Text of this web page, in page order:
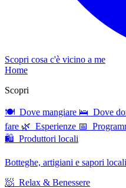
Scopri cosa c'è vicino a me
Home
Scopri
🍽 Dove mangiare 🛌 Dove
fare 🌿 Esperienze 📅
🛍 Produttori locali
Botteghe, artigiani e sapori locali
🧖 Relax & Benessere